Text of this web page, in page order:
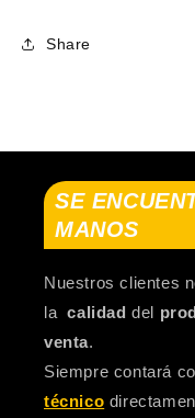
Share
SE
MANOS
Nuestros clientes
lacalidad del
venta.
Siempre contará
técnico